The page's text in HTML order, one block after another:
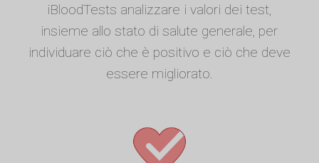
iBloodTests analizzare i valori dei test,
insieme allo stato di salute generale, per
individuare ciò che è positivo e ciò che deve
essere migliorato.